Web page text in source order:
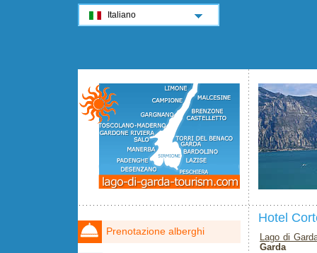
Hotel
Lago di
Garda
Prenotazione alberghi
Italiano